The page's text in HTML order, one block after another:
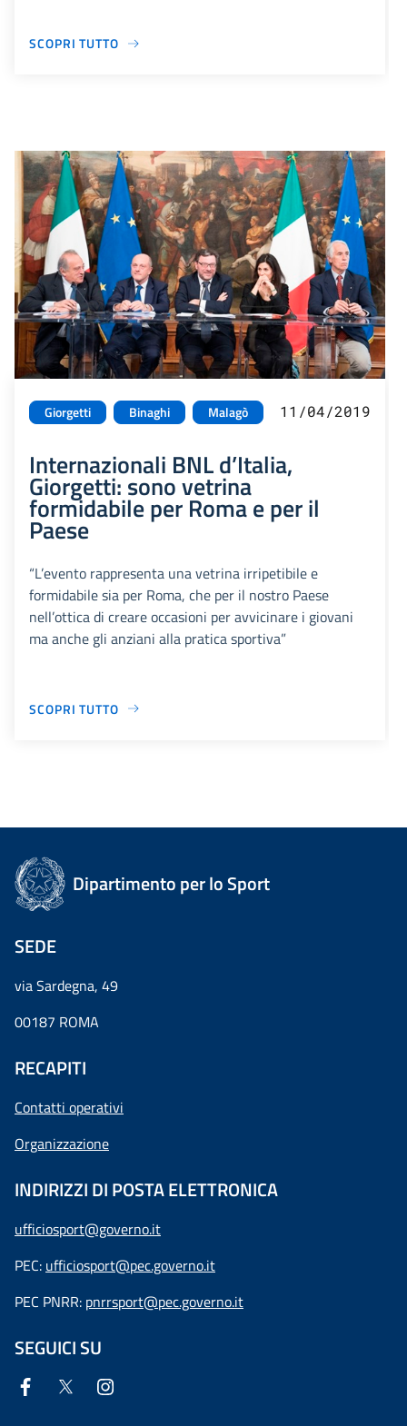
SCOPRI TUTTO
Giorgetti Binaghi Malagò 11/04/2019
Internazionali BNL d’Italia,
Giorgetti: sono vetrina
formidabile per Roma e per il
Paese
“L’evento rappresenta una vetrina irripetibile e
formidabile sia per Roma, che per il nostro Paese
nell’ottica di creare occasioni per avvicinare i giovani
ma anche gli anziani alla pratica sportiva”
SCOPRI TUTTO
Dipartimento per lo Sport
SEDE
via Sardegna, 49
00187 ROMA
RECAPITI
Contatti operativi
Organizzazione
INDIRIZZI DI POSTA ELETTRONICA
ufficiosport@governo.it
PEC: ufficiosport@pec.governo.it
PEC PNRR: pnrrsport@pec.governo.it
SEGUICI SU